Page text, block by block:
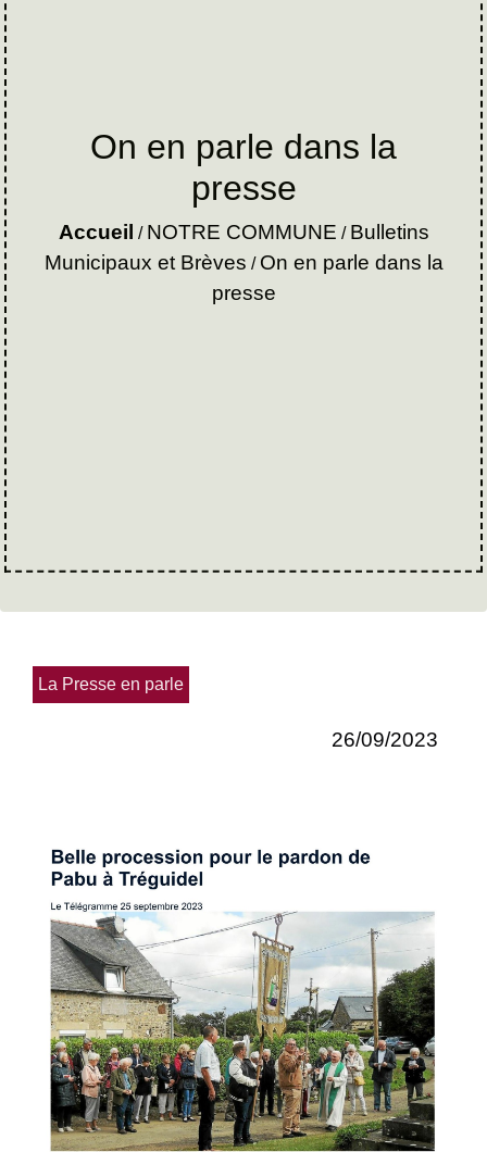
On en parle dans la
presse
Accueil / NOTRE COMMUNE / Bulletins
Municipaux et Brèves / On en parle dans la
presse
La Presse en parle
26/09/2023